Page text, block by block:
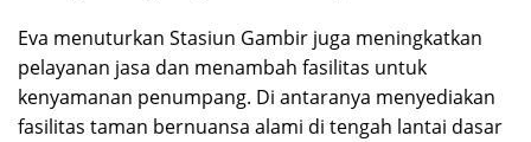
Eva menuturkan Stasiun Gambir juga meningkatkan
pelayanan jasa dan menambah fasilitas untuk
kenyamanan penumpang. Di antaranya menyediakan
fasilitas taman bernuansa alami di tengah lantai dasar